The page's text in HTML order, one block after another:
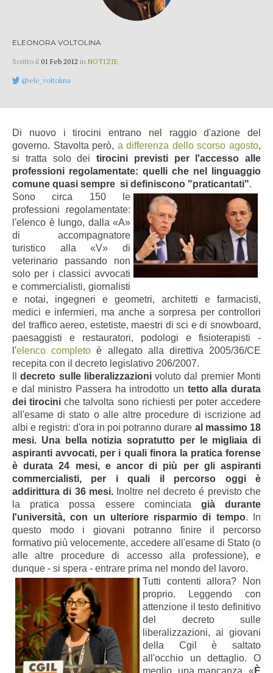
ELEONORA VOLTOLINA
Scritto il 01 Feb 2012 in NOTIZIE
@ele_voltolina
Di nuovo i tirocini entrano nel raggio d'azione del
governo. Stavolta però, a differenza dello scorso agosto,
si tratta solo dei tirocini previsti per l'accesso alle
professioni regolamentate: quelli che nel linguaggio
comune quasi sempre si definiscono "praticantati".
Sono circa 150 le
professioni regolamentate:
l'elenco è lungo, dalla «A»
di accompagnatore
turistico alla «V» di
veterinario passando non
solo per i classici avvocati
e commercialisti, giornalisti
e notai, ingegneri e geometri, architetti e farmacisti,
medici e infermieri, ma anche a sorpresa per controllori
del traffico aereo, estetiste, maestri di sci e di snowboard,
paesaggisti e restauratori, podologi e fisioterapisti -
l'elenco completo è allegato alla direttiva 2005/36/CE
recepita con il decreto legislativo 206/2007.
Ildecreto sulle liberalizzazionivoluto dal premier Monti
e dal ministro Passera ha introdotto un tetto alla durata
dei tirociniche talvolta sono richiesti per poter accedere
all'esame di stato o alle altre procedure di iscrizione ad
albi e registri: d'ora in poi potranno durare al massimo 18
mesi. Una bella notizia sopratutto per le migliaia di
aspiranti avvocati, per i quali finora la pratica forense
è durata 24 mesi, e ancor di più per gli aspiranti
commercialisti, per i quali il percorso oggi è
addirittura di 36 mesi. Inoltre nel decreto é previsto che
la pratica possa essere cominciata già durante
l'università, con un ulteriore risparmio di tempo. In
questo modo i giovani potranno finire il percorso
formativo più velocemente, accedere all'esame di Stato (o
alle altre procedure di accesso alla professione), e
dunque - si spera - entrare prima nel mondo del lavoro.
Tutti contenti allora? Non
proprio. Leggendo con
attenzione il testo definitivo
del decreto sulle
liberalizzazioni, ai giovani
della Cgil è saltato
all'occhio un dettaglio. O